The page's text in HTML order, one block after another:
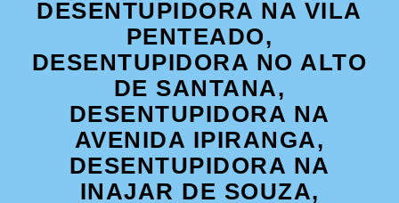
DESENTUPIDORA NA VILA
PENTEADO,
DESENTUPIDORA NO ALTO
DE SANTANA,
DESENTUPIDORA NA
AVENIDA IPIRANGA,
DESENTUPIDORA NA
INAJAR DE SOUZA,